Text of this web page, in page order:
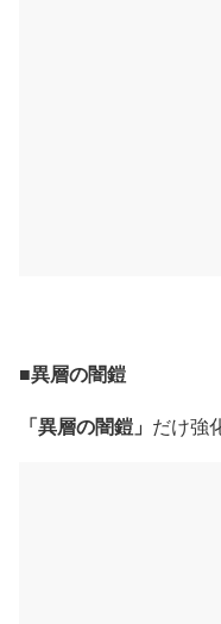
■異層の闇鎧
「異層の闇鎧」 だけ強